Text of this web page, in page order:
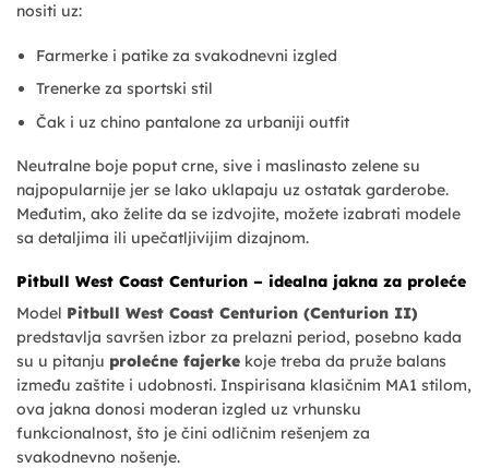
nositi uz:
Farmerke i patike za svakodnevni izgled
Trenerke za sportski stil
Čak i uz chino pantalone za urbaniji outfit
Neutralne boje poput crne, sive i maslinasto zelene su
najpopularnije jer se lako uklapaju uz ostatak garderobe.
Međutim, ako želite da se izdvojite, možete izabrati modele
sa detaljima ili upečatljivijim dizajnom.
Pitbull West Coast Centurion – idealna jakna za proleće
Model Pitbull West Coast Centurion (Centurion II)
predstavlja savršen izbor za prelazni period, posebno kada
su u pitanju prolećne fajerke koje treba da pruže balans
između zaštite i udobnosti. Inspirisana klasičnim MA1 stilom,
ova jakna donosi moderan izgled uz vrhunsku
funkcionalnost, što je čini odličnim rešenjem za
svakodnevno nošenje.